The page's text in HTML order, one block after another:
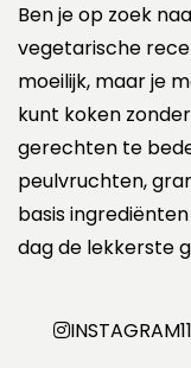
Ben je op zoek
vegetarische
moeilijk, maar je
kunt koken
gerechten te
peulvruchten,
basis
dag de lekkerste
INSTAGRAM